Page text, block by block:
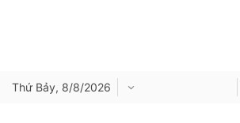
Thứ Bảy, 8/8/2026